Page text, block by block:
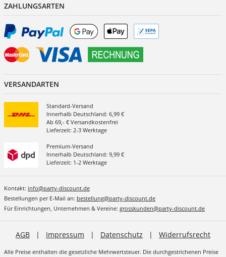
ZAHLUNGSARTEN
VERSANDARTEN
Standard-Versand
Innerhalb Deutschland: 6,99 €
Ab 69,- € Versandkostenfrei
Lieferzeit: 2-3 Werktage
Premium-Versand
Innerhalb Deutschland: 9,99 €
Lieferzeit: 1-2 Werktage
Kontakt: info@party-discount.de
Bestellungen per E-Mail an: bestellung@party-discount.de
Für Einrichtungen, Unternehmen & Vereine: grosskunden@party-discount.de
AGB | Impressum | Datenschutz | Widerrufsrecht
Alle Preise enthalten die gesetzliche Mehrwertsteuer. Die durchgestrichenen Preise